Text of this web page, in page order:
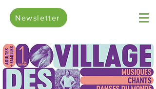
Newsletter